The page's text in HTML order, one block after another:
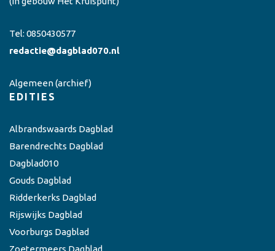
Tel: 0850430577
redactie@dagblad070.nl
Algemeen(archief)
EDITIES
Albrandswaards Dagblad
Barendrechts Dagblad
Dagblad010
Gouds Dagblad
Ridderkerks Dagblad
Rijswijks Dagblad
Voorburgs Dagblad
Zoetermeers Dagblad